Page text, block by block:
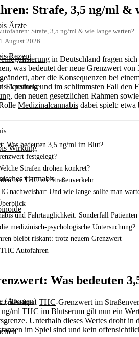
Ärzte
Rezept
Apotheke
Wirkung
Cannabis
(Aromen)
Strafe, 3,5 ng/ml &
Strafe, 3,5 ng/ml & wie lange warten?
August 2026
in Deutschland fragen
was bedeutet der neue Grenzwert
aber die Konsequenzen bei
Flensburg und im schlimmsten Fall
, den neuen gesetzlichen Rahmen
Medizinalcannabis dabei spielt: etwa
Was bedeuten 3,5 ng/ml im Blut?
festgelegt?
Strafen drohen konkret?
bei THC im Straßenverkehr
nachweisbar: Und wie lange sollte man
und Fahrtauglichkeit: Sonderfall Patienten
medizinisch-psychologische Untersuchung?
bleibt riskant: trotz neuem Grenzwert
Autofahren
Was bedeuten
zulässigen THC-Grenzwert im
ml THC im Blutserum gilt nun ein
Unterhalb dieses Wertes droht in
im Spiel sind und kein